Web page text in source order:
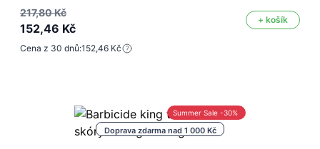
217,80 Kč
152,46 Kč
+ košík
Cena z 30 dnů:152,46 Kč
Doprava zdarma nad 1 000 Kč
Summer Sale -30%